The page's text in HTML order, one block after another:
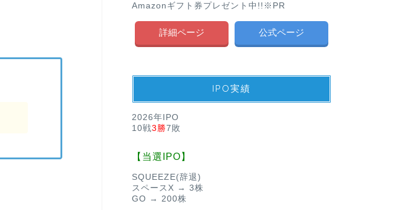
Amazonギフト券プレゼント中!!※PR
詳細ページ 公式ページ
IPO実績
2026年IPO
10戦3勝7敗
【当選IPO】
SQUEEZE(辞退)
スペースX → 3株
GO → 200株